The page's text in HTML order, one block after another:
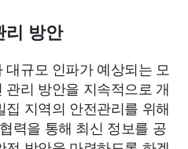
리 방안
규모 인파가 예상되는 모
리 방안을 지속적으로 개
지역의 안전관리를 위해
력을 통해 최신 정보를 공